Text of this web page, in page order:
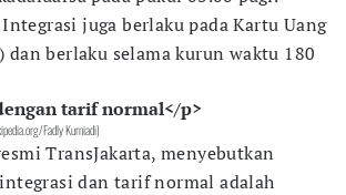
juga berlaku pada Kartu Uang
dan berlaku selama kurun waktu 180
tarif normal</p>
Fadly Kurniadi)
TransJakarta, menyebutkan
dan tarif normal adalah